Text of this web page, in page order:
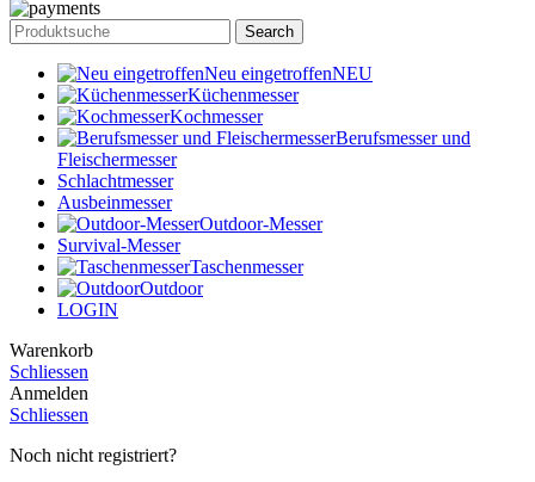
Search
Neu eingetroffenNEU
Küchenmesser
Kochmesser
Berufsmesser und
Fleischermesser
Schlachtmesser
Ausbeinmesser
Outdoor-Messer
Survival-Messer
Taschenmesser
Outdoor
LOGIN
Warenkorb
Schliessen
Anmelden
Schliessen
Noch nicht registriert?